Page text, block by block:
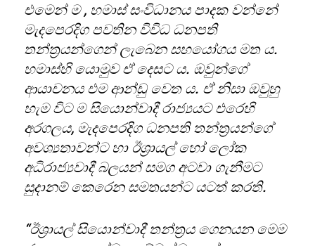
එමෙන් ම , හමාස් සංවිධානය පාදක වන්නේ
මැදපෙරදිග පවතින විවිධ ධනපති
තන්ත්‍රයන්ගෙන් ලැබෙන සහයෝගය මත ය.
හමාස්හි යොමුව ඒ දෙසට ය. ඔවුන්ගේ
ආයාචනය එම ආන්ඩු වෙත ය. ඒ නිසා ඔවුහු
හැම විට ම සියොන්වාදී රාජ්‍යයට එරෙහි
අරගලය, මැදපෙරදිග ධනපති තන්ත්‍රයන්ගේ
අවශ්‍යතාවන්ට හා ඊශ්‍රායල් හෝ ලෝක
අධිරාජ්‍යවාදී බලයන් සමග අටවා ගැනීමට
සුදානම් කෙරෙන සමතයන්ට යටත් කරති.
“ඊශ්‍රායල් සියොන්වාදී තන්ත්‍රය ගෙනයන මෙම